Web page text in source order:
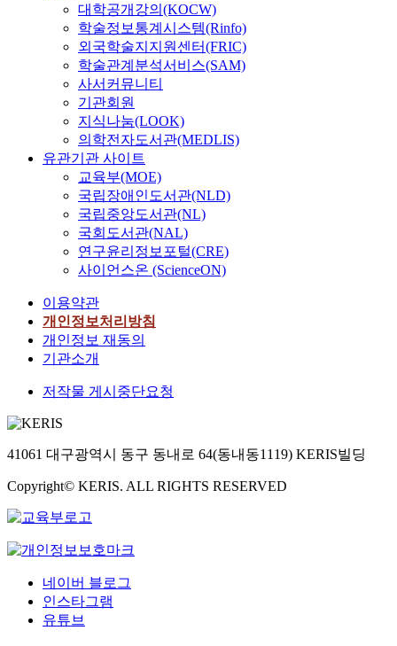
대학공개강의(KOCW)
학술정보통계시스템(Rinfo)
외국학술지지원센터(FRIC)
학술관계분석서비스(SAM)
사서커뮤니티
기관회원
지식나눔(LOOK)
의학전자도서관(MEDLIS)
유관기관 사이트
교육부(MOE)
국립장애인도서관(NLD)
국립중앙도서관(NL)
국회도서관(NAL)
연구윤리정보포털(CRE)
사이언스온 (ScienceON)
이용약관
개인정보처리방침
개인정보 재동의
기관소개
저작물 게시중단요청
41061 대구광역시 동구 동내로 64(동내동1119) KERIS빌딩
Copyright© KERIS. ALL RIGHTS RESERVED
네이버 블로그
인스타그램
유튜브